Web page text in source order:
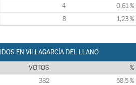
4 0,61 %
8 1,23 %
EN VILLAGARCÍA DEL LLANO
VOTOS %
382 58,5 %